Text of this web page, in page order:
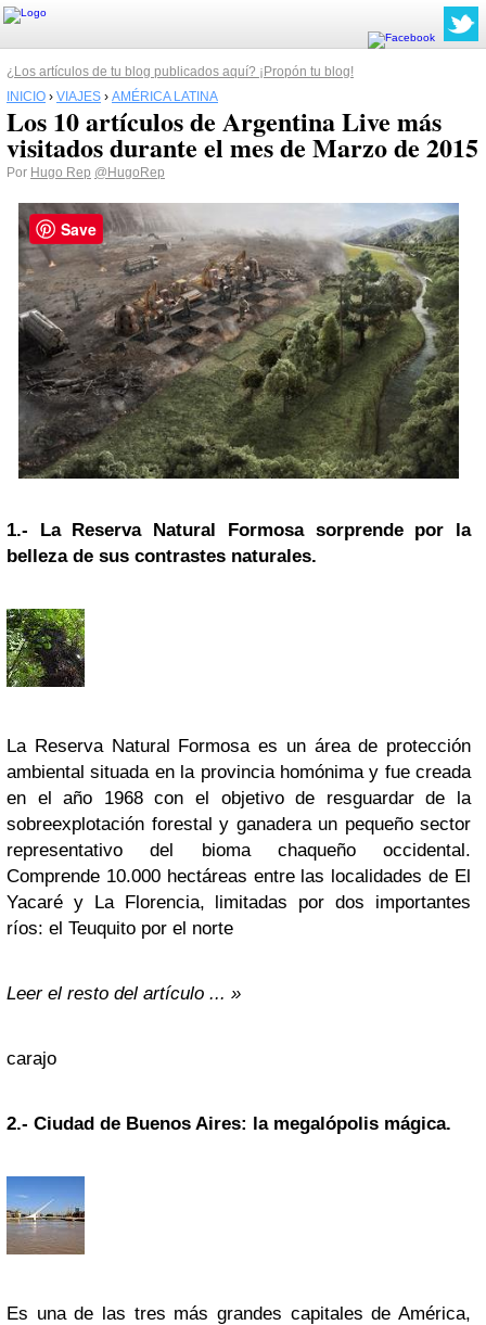
¿Los artículos de tu blog publicados aquí? ¡Propón tu blog!
INICIO › VIAJES › AMÉRICA LATINA
Los 10 artículos de Argentina Live más
visitados durante el mes de Marzo de 2015
Por Hugo Rep @HugoRep
1.- La Reserva Natural Formosasorprende por la
belleza de sus contrastes naturales.
La ReservaNatural Formosa es un área de protección
ambiental situada en la provincia homónima y fue creada
en el año 1968 con el objetivo de resguardar de la
sobreexplotación forestal y ganadera un pequeño sector
representativo del bioma chaqueño occidental.
Comprende 10.000 hectáreas entre las localidades de El
Yacaré y La Florencia, limitadas por dos importantes
ríos: el Teuquito por el norte
Leer el resto del artículo ... »
carajo
2.- Ciudad de Buenos Aires: la megalópolis mágica.
Es una de las tres más grandes capitales de América,
Save